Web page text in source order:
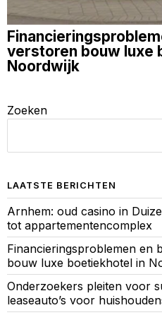
verstoren bouw luxe
Noordwijk
Zoeken
LAATSTE BERICHTEN
Arnhem: oud casino in
tot appartementencomplex
Financieringsproblemen en
bouw luxe boetiekhotel in
Onderzoekers pleiten voor
leaseauto’s voor